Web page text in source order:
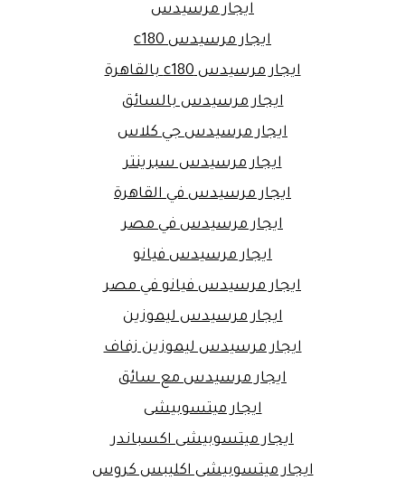
ايجار مرسيدس
ايجار مرسيدس c180
ايجار مرسيدس c180 بالقاهرة
ايجار مرسيدس بالسائق
ايجار مرسيدس جي كلاس
ايجار مرسيدس سبرينتر
ايجار مرسيدس في القاهرة
ايجار مرسيدس في مصر
ايجار مرسيدس فيانو
ايجار مرسيدس فيانو في مصر
ايجار مرسيدس ليموزين
ايجار مرسيدس ليموزين زفاف
ايجار مرسيدس مع سائق
ايجار ميتسوبيشى
ايجار ميتسوبيشى اكسباندر
ايجار ميتسوبيشى اكليبس كروس